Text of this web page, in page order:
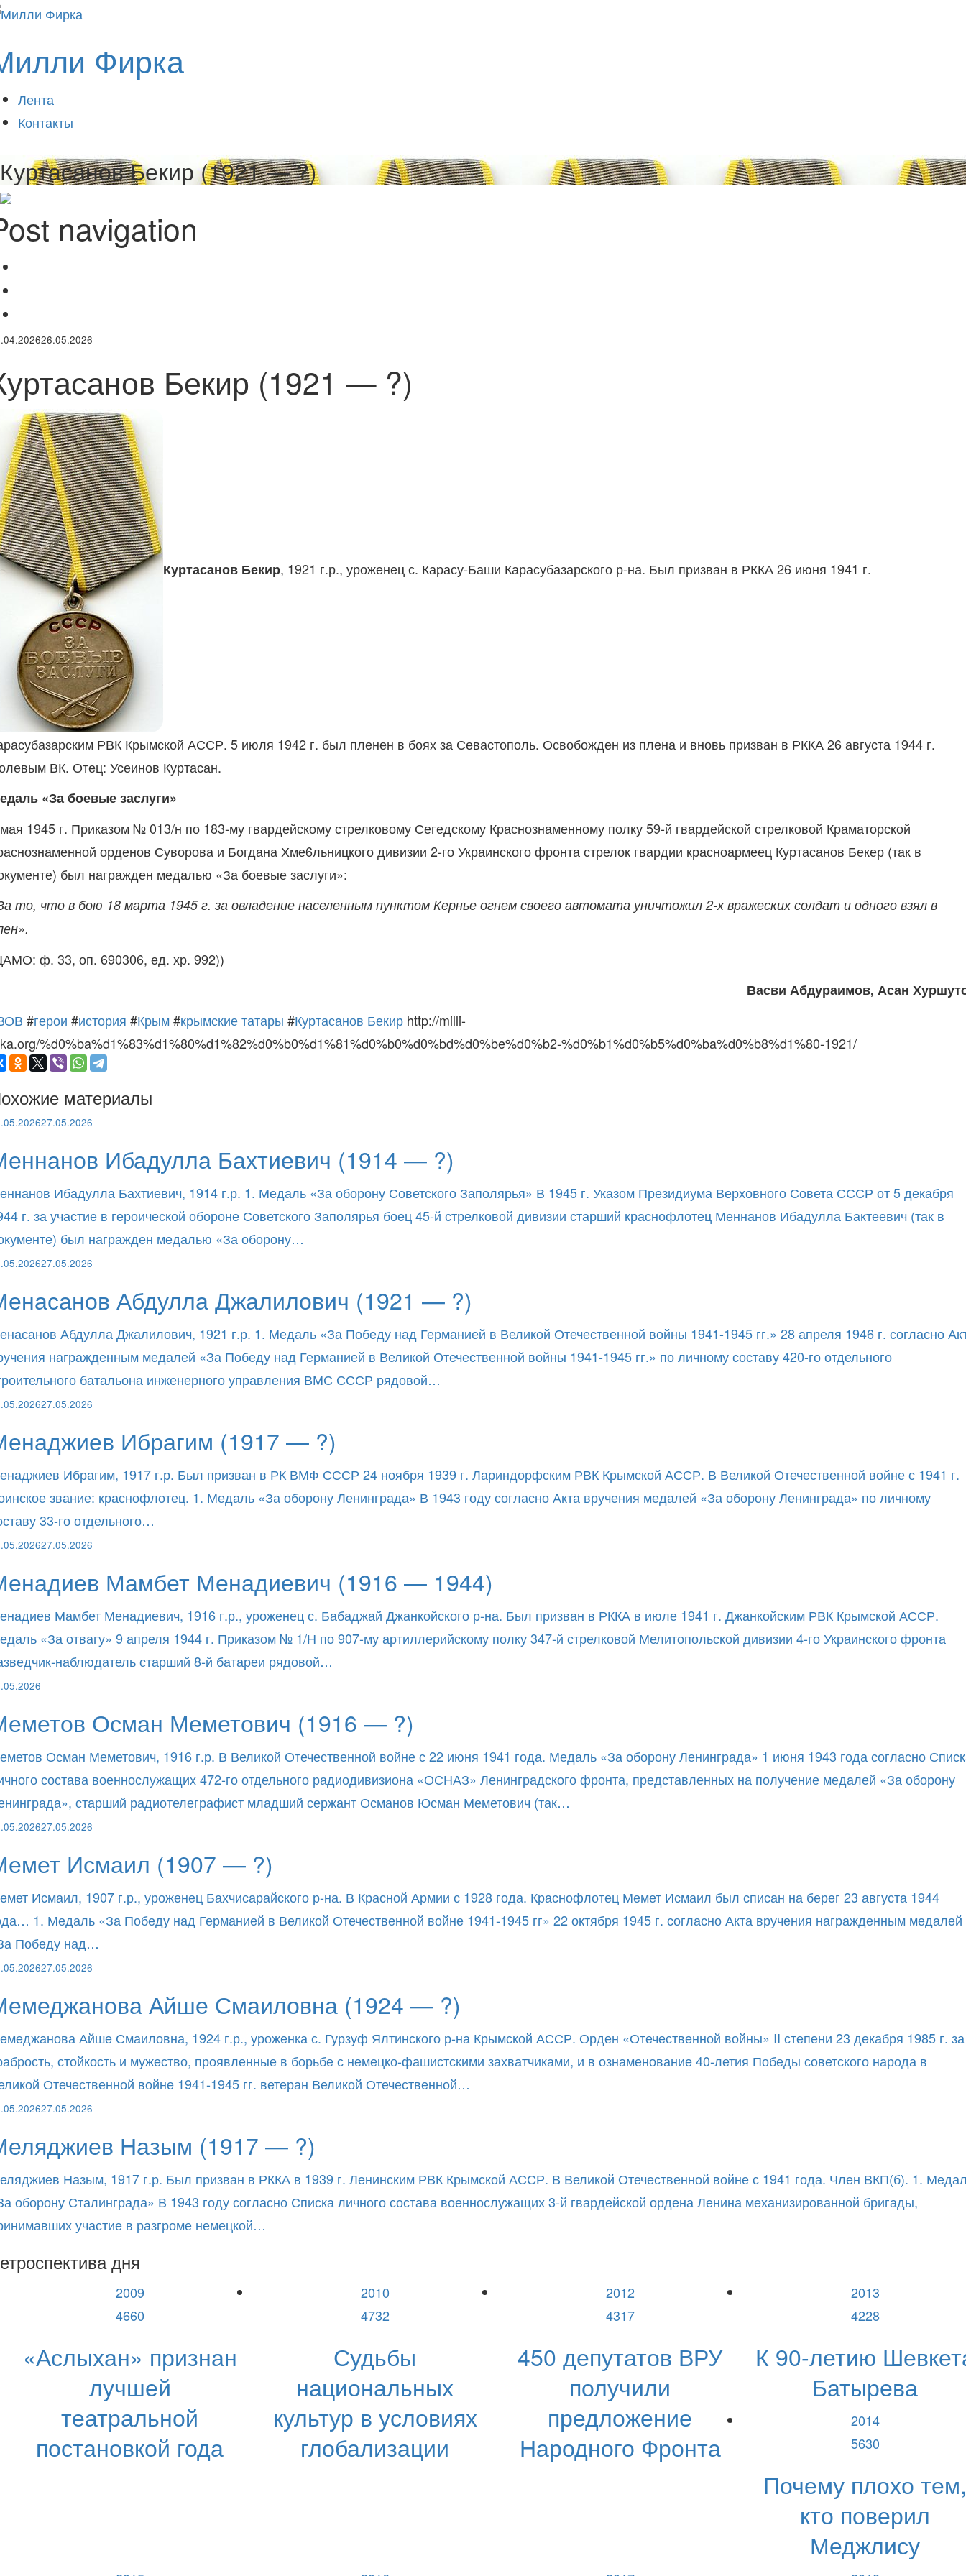
Фирка
Лента
Контакты
Куртасанов Бекир (1921 — ?)
navigation
26.05.2026
Бекир (1921 — ?)
Куртасанов Бекир, 1921 г.р., уроженец с. Карасу-Баши Карасубазарского р-на. Был призван в РККА 26 июня 1941 г.
РВК Крымской АССР. 5 июля 1942 г. был пленен в боях за Севастополь. Освобожден из плена и вновь призван в РККА 26 августа 1944 г.
ВК. Отец: Усеинов Куртасан.
«За боевые заслуги»
1945 г. Приказом № 013/н по 183-му гвардейскому стрелковому Сегедскому Краснознаменному полку 59-й гвардейской стрелковой Краматорской
орденов Суворова и Богдана Хме6льницкого дивизии 2-го Украинского фронта стрелок гвардии красноармеец Куртасанов Бекер (так в
был награжден медалью «За боевые заслуги»:
то, что в бою 18 марта 1945 г. за овладение населенным пунктом Кернье огнем своего автомата уничтожил 2-х вражеских солдат и одного взял в
ф. 33, оп. 690306, ед. хр. 992))
Васви Абдураимов, Асан
#герои #история #Крым#крымские татары #Куртасанов Бекир http://milli-
%d0%ba%d1%83%d1%80%d1%82%d0%b0%d1%81%d0%b0%d0%bd%d0%be%d0%b2-%d0%b1%d0%b5%d0%ba%d0%b8%d1%80-1921/
материалы
27.05.2026
Ибадулла Бахтиевич (1914 — ?)
Ибадулла Бахтиевич, 1914 г.р. 1. Медаль «За оборону Советского Заполярья» В 1945 г. Указом Президиума Верховного Совета СССР от 5 декабря
г. за участие в героической обороне Советского Заполярья боец 45-й стрелковой дивизии старший краснофлотец Меннанов Ибадулла Бактеевич (так в
был награжден медалью «За оборону…
27.05.2026
Абдулла Джалилович (1921 — ?)
Абдулла Джалилович, 1921 г.р. 1. Медаль «За Победу над Германией в Великой Отечественной войны 1941-1945 гг.» 28 апреля 1946 г. согласно
награжденным медалей «За Победу над Германией в Великой Отечественной войны 1941-1945 гг.» по личному составу 420-го отдельного
батальона инженерного управления ВМС СССР рядовой…
27.05.2026
Ибрагим (1917 — ?)
Ибрагим, 1917 г.р. Был призван в РК ВМФ СССР 24 ноября 1939 г. Лариндорфским РВК Крымской АССР. В Великой Отечественной войне с 1941 г.
звание: краснофлотец. 1. Медаль «За оборону Ленинграда» В 1943 году согласно Акта вручения медалей «За оборону Ленинграда» по личному
33-го отдельного…
27.05.2026
Мамбет Менадиевич (1916 — 1944)
Мамбет Менадиевич, 1916 г.р., уроженец с. Бабаджай Джанкойского р-на. Был призван в РККА в июле 1941 г. Джанкойским РВК Крымской АССР.
«За отвагу» 9 апреля 1944 г. Приказом № 1/Н по 907-му артиллерийскому полку 347-й стрелковой Мелитопольской дивизии 4-го Украинского фронта
наблюдатель старший 8-й батареи рядовой…
Осман Меметович (1916 — ?)
Осман Меметович, 1916 г.р. В Великой Отечественной войне с 22 июня 1941 года. Медаль «За оборону Ленинграда» 1 июня 1943 года согласно
состава военнослужащих 472-го отдельного радиодивизиона «ОСНАЗ» Ленинградского фронта, представленных на получение медалей «За оборону
старший радиотелеграфист младший сержант Османов Юсман Меметович (так…
27.05.2026
Исмаил (1907 — ?)
Исмаил, 1907 г.р., уроженец Бахчисарайского р-на. В Красной Армии с 1928 года. Краснофлотец Мемет Исмаил был списан на берег 23 августа 1944
1. Медаль «За Победу над Германией в Великой Отечественной войне 1941-1945 гг» 22 октября 1945 г. согласно Акта вручения награжденным медалей
Победу над…
27.05.2026
Айше Смаиловна (1924 — ?)
Айше Смаиловна, 1924 г.р., уроженка с. Гурзуф Ялтинского р-на Крымской АССР. Орден «Отечественной войны» II степени 23 декабря 1985 г. за
стойкость и мужество, проявленные в борьбе с немецко-фашистскими захватчиками, и в ознаменование 40-летия Победы советского народа в
Отечественной войне 1941-1945 гг. ветеран Великой Отечественной…
27.05.2026
Назым (1917 — ?)
Назым, 1917 г.р. Был призван в РККА в 1939 г. Ленинским РВК Крымской АССР. В Великой Отечественной войне с 1941 года. Член ВКП(б). 1.
оборону Сталинграда» В 1943 году согласно Списка личного состава военнослужащих 3-й гвардейской ордена Ленина механизированной бригады,
участие в разгроме немецкой…
дня
2009
4660
«Аслыхан» признан
лучшей
театральной
постановкой года
2010
4732
Судьбы
национальных
культур в условиях
глобализации
2012
4317
450 депутатов ВРУ
получили
предложение
Народного Фронта
2013
4228
К 90-летию
Батырева
2014
5630
Почему плохо тем,
кто поверил
Меджлису